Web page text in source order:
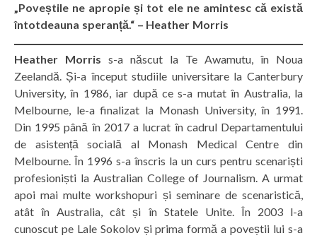
„Poveștile ne apropie și tot ele ne amintesc că există
întotdeauna speranță.“ – Heather Morris
Heather Morris s-a născut la Te Awamutu, în Noua
Zeelandă. Și-a început studiile universitare la Canterbury
University, în 1986, iar după ce s-a mutat în Australia, la
Melbourne, le-a finalizat la Monash University, în 1991.
Din 1995 până în 2017 a lucrat în cadrul Departamentului
de asistență socială al Monash Medical Centre din
Melbourne. În 1996 s-a înscris la un curs pentru scenariști
profesioniști la Australian College of Journalism. A urmat
apoi mai multe workshopuri și seminare de scenaristică,
atât în Australia, cât și în Statele Unite. În 2003 l-a
cunoscut pe Lale Sokolov și prima formă a poveștii lui s-a